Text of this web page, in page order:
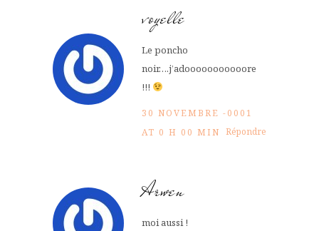
voyelle
Le poncho
noir….j’adooooooooooore
!!!
30 NOVEMBRE -0001
AT 0 H 00 MIN Répondre
Arwen
moi aussi !